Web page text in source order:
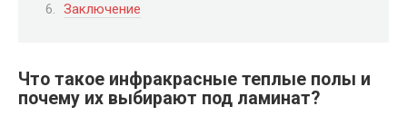
Заключение
Что такое инфракрасные теплые полы и
почему их выбирают под ламинат?